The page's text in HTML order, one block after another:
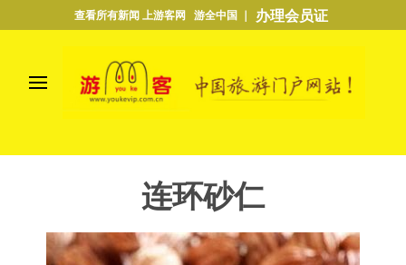
查看所有新闻 上游客网 游全中国 ｜ 办理会员证
连环砂仁